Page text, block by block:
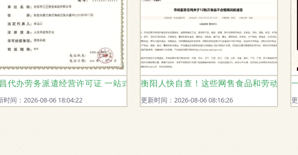
动与经营的智慧
代办劳务派遣经营许可证 一站式服务与劳动人事代理全解析
时间：2026-08-06 18:04:22
衡阳人快自查！这些网售食品和劳动人
更新时间：2026-08-06 08:16:26